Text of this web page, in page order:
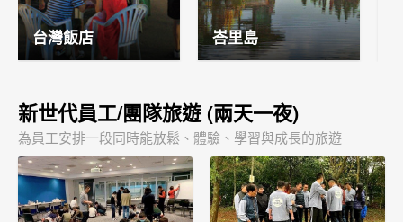
台灣飯店 峇里島
新世代員工/團隊旅遊 (兩天一夜)
為員工安排一段同時能放鬆、體驗、學習與成長的旅遊